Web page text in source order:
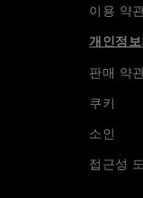
이용 약
개인정
판매 약
쿠키
소인
접근성